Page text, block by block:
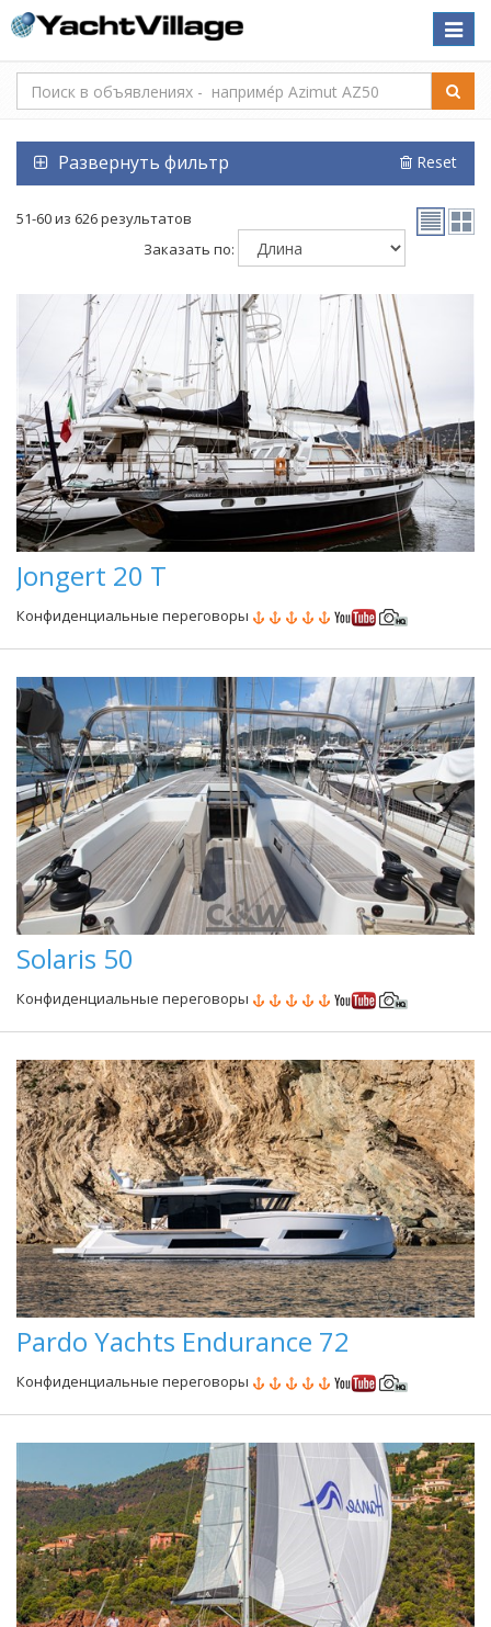
Toggle
Развернуть фильтр Reset
51-60 из 626 результатов
Заказать по:
Jongert 20 T
Конфиденциальные переговоры
Solaris 50
Конфиденциальные переговоры
Pardo Yachts Endurance 72
Конфиденциальные переговоры